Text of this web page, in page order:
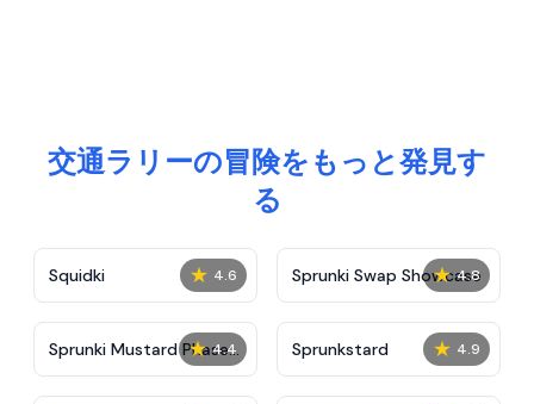
交通ラリーの冒険をもっと発見す
る
★ 4.6
Squidki ★ 4.8
Sprunki Swap Showcase
★ 4.4
Sprunki Mustard Phase
2
★ 4.9
Sprunkstard